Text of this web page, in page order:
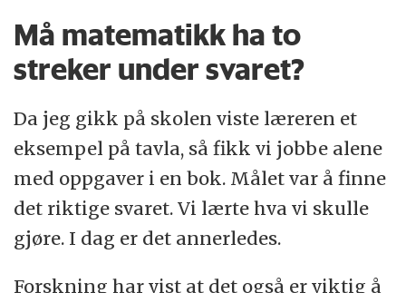
Må matematikk ha to
streker under svaret?
Da jeg gikk på skolen viste læreren et
eksempel på tavla, så fikk vi jobbe alene
med oppgaver i en bok. Målet var å finne
det riktige svaret. Vi lærte hva vi skulle
gjøre. I dag er det annerledes.
Forskning har vist at det også er viktig å